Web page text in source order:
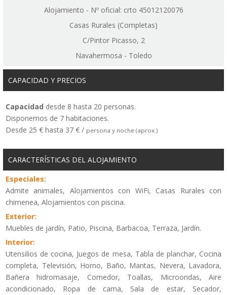
Alojamiento - Nº oficial: crto 45012120076
Casas Rurales (Completas)
C/Pintor Picasso, 2
Navahermosa - Toledo
CAPACIDAD Y PRECIOS
Capacidad desde 8 hasta 20 personas.
Disponemos de 7 habitaciones.
Desde 25 € hasta 37 € / persona y noche (aprox.)
CARACTERÍSTICAS DEL ALOJAMIENTO
Especiales:
Admite animales, Alojamientos con WiFi, Casas Rurales con
chimenea, Alojamientos con piscina.
Exterior:
Muebles de jardín, Patio, Piscina, Barbacoa, Terraza, Jardín.
Interior:
Utensilios de cocina, Juegos de mesa, Tabla de planchar, Cocina
completa, Televisión, Horno, Baño, Mantas, Nevera, Lavadora,
Bañera hidromasaje, Comedor, Toallas, Microondas, Aire
acondicionado, Ropa de cama, Sala de estar, Secador,